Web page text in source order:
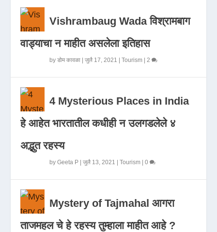
Vishrambaug Wada विश्रामबाग
वाड्याचा न माहीत असलेला इतिहास
byडोम कावळा |जुलै 17, 2021 |Tourism | 2
4 Mysterious Places in India
हे आहेत भारतातील कधीही न उलगडलेले ४
अद्भुत रहस्य
byGeeta P |जुलै 13, 2021 |Tourism |0
Mystery of Tajmahal आगरा
ताजमहल चे हे रहस्य तुम्हाला माहीत आहे ?